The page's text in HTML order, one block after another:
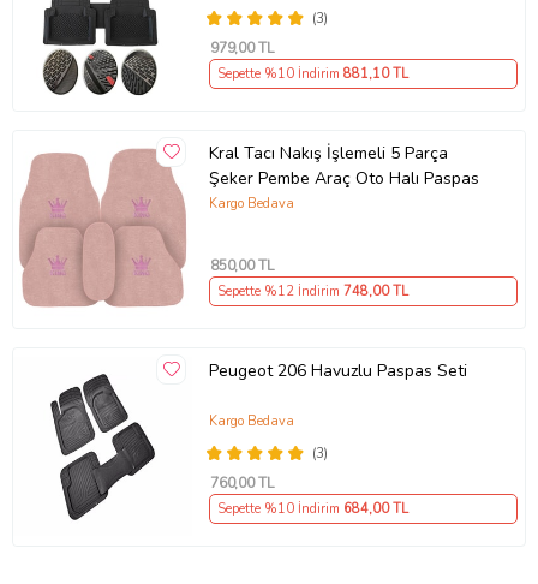
(3)
979,00 TL
Sepette %10 İndirim 881,10 TL
Kral Tacı Nakış İşlemeli 5 Parça
Şeker Pembe Araç Oto Halı Paspas
Kargo Bedava
850,00 TL
Sepette %12 İndirim 748,00 TL
Peugeot 206 Havuzlu Paspas Seti
(3)
Kargo Bedava
760,00 TL
Sepette %10 İndirim 684,00 TL